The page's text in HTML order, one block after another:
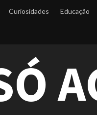
Curiosidades Educação